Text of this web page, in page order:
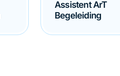
Assistent ArT
Begeleiding